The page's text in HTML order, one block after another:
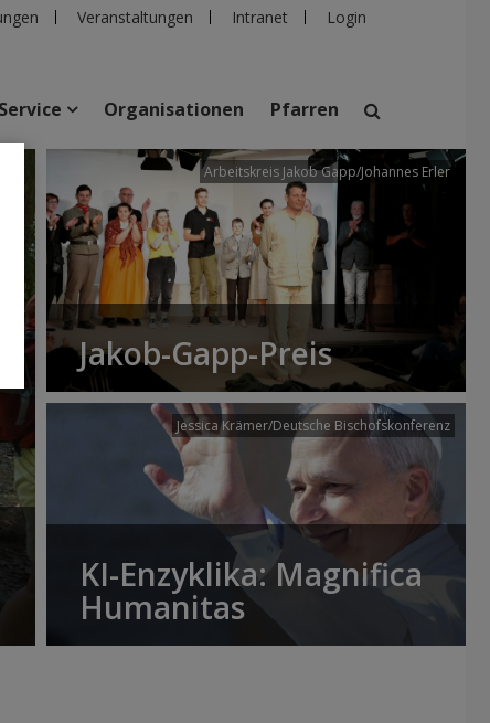
Veranstaltungen Intranet Login
suchen
Personen Pfarren Einrichtungen
Service Organisationen Pfarren
Arbeitskreis Jakob Gapp/Johannes Erler
Jakob-Gapp-Preis
Jessica Krämer/Deutsche Bischofskonferenz
KI-Enzyklika: Magnifica
Humanitas